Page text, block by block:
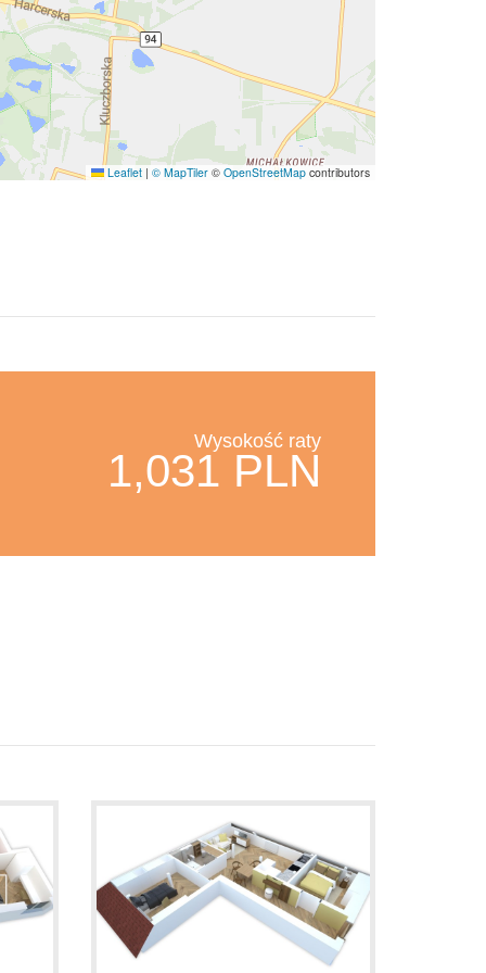
Leaflet | © MapTiler © OpenStreetMap contributors
Wysokość raty
1,031 PLN